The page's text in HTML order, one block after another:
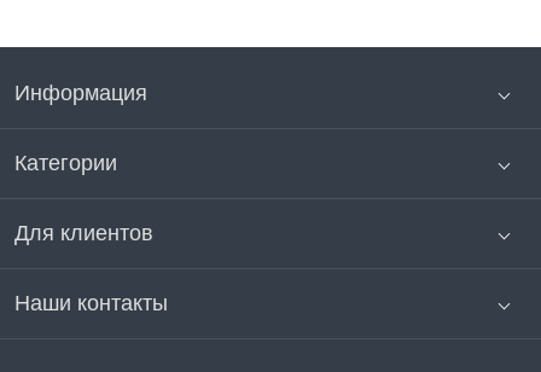
Информация
Категории
Для клиентов
Наши контакты